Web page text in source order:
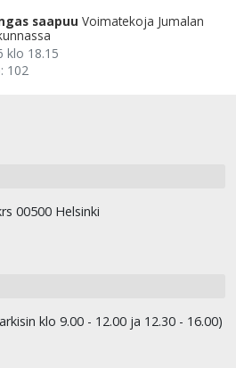
saapuu Voimatekoja Jumalan
klo 18.15
102
00500 Helsinki
klo 9.00 - 12.00 ja 12.30 - 16.00)